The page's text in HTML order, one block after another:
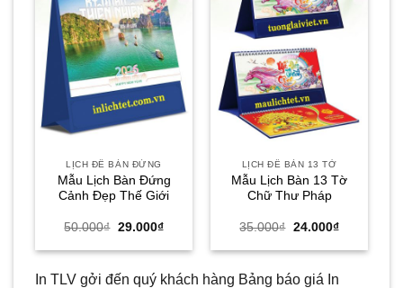
LỊCH ĐỂ BÀN ĐỨNG
Mẫu Lịch Bàn Đứng
Cảnh Đẹp Thế Giới
50.000₫ Giá
là:
29.000₫Giá
tại
29.000₫.
LỊCH ĐỂ BÀN 13 TỜ
Mẫu Lịch Bàn 13 Tờ
Chữ Thư Pháp
35.000₫ Giá
là:
24.000₫Giá
tại
In TLV gởi đến quý khách hàng Bảng báo giá In